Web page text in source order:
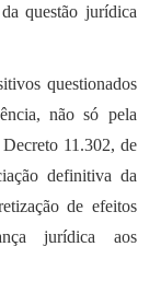
questão jurídica
questionados
não só pela
11.302, de
definitiva da
de efeitos
jurídica aos